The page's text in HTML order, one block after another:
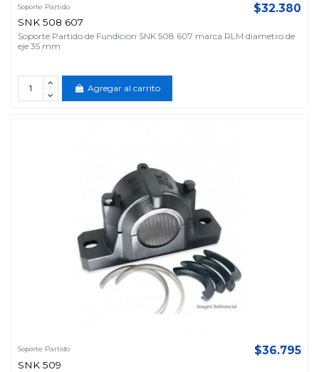
Soporte Partido
SNK 508 607
$32.380
Soporte Partido de Fundicion SNK 508 607 marca RLM diametro de
eje 35 mm
Agregar al carrito
Soporte Partido
SNK 509
$36.795